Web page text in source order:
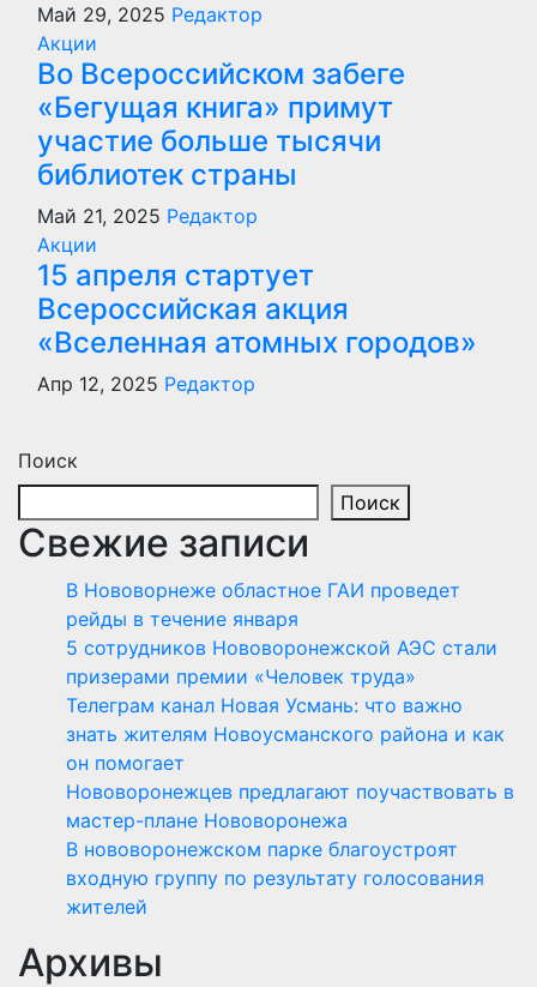
Май 29, 2025 Редактор
Акции
Во Всероссийском забеге
«Бегущая книга» примут
участие больше тысячи
библиотек страны
Май 21, 2025 Редактор
Акции
15 апреля стартует
Всероссийская акция
«Вселенная атомных городов»
Апр 12, 2025 Редактор
Поиск
Поиск
Свежие записи
В Нововорнеже областное ГАИ проведет
рейды в течение января
5 сотрудников Нововоронежской АЭС стали
призерами премии «Человек труда»
Телеграм канал Новая Усмань: что важно
знать жителям Новоусманского района и как
он помогает
Нововоронежцев предлагают поучаствовать в
мастер-плане Нововоронежа
В нововоронежском парке благоустроят
входную группу по результату голосования
жителей
Архивы